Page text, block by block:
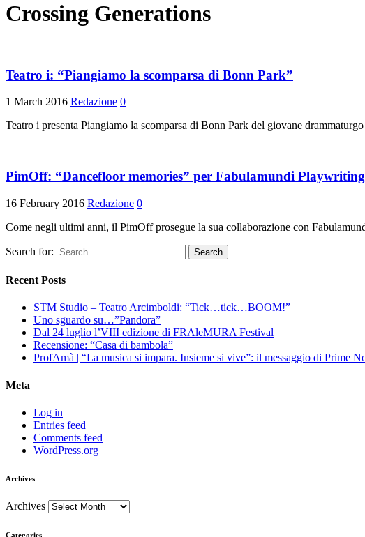
Crossing Generations
Teatro i: “Piangiamo la scomparsa di Bonn Park”
1 March 2016 Redazione 0
Teatro i presenta Piangiamo la scomparsa di Bonn Park del giovane
PimOff: “Dancefloor memories” per Fabulamundi
16 February 2016 Redazione 0
Come negli ultimi anni, il PimOff prosegue la sua collaborazione con
Search for:
Recent Posts
STM Studio – Teatro Arcimboldi: “Tick…tick…BOOM!”
Uno sguardo su…”Pandora”
Dal 24 luglio l’VIII edizione di FRAleMURA Festival
Recensione: “Casa di bambola”
ProfAmà | “La musica si impara. Insieme si vive”: il messaggio di Prime
Meta
Log in
Entries feed
Comments feed
WordPress.org
Archives
Archives
Categories